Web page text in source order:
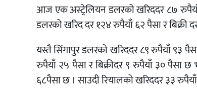
आज एक अस्ट्रेलियन डलरको खरिददर ८७
डलरको खरिद दर १२४ रुपैयाँ ६२ पैसा र बिक्री
यस्तै सिंगापुर डलरको खरिददर ८९ रुपैयाँ ९३
रुपैयाँ २५ पैसा र बिक्रीदर ९ रुपैयाँ ३० पैसा छ
६८पैसा छ । साउदी रियालको खरिददर ३३